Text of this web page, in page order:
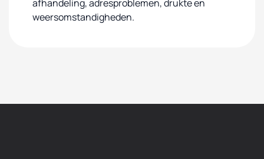
afhandeling, adresproblemen, drukte en
weersomstandigheden.